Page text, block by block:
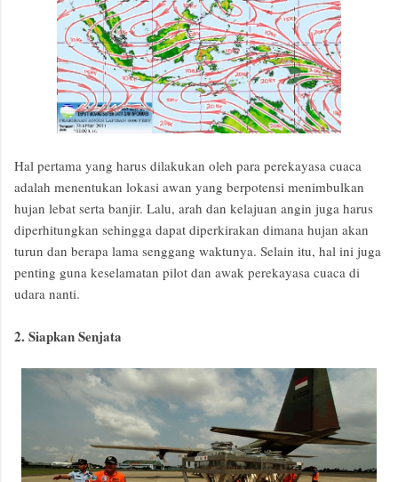
Hal pertama yang harus dilakukan oleh para perekayasa cuaca
adalah menentukan lokasi awan yang berpotensi menimbulkan
hujan lebat serta banjir. Lalu, arah dan kelajuan angin juga harus
diperhitungkan sehingga dapat diperkirakan dimana hujan akan
turun dan berapa lama senggang waktunya. Selain itu, hal ini juga
penting guna keselamatan pilot dan awak perekayasa cuaca di
udara nanti.
2. Siapkan Senjata